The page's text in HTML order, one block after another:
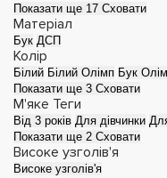
Показати ще 17 Сховати
Матеріал
Бук ДСП
Колір
Білий Білий Олімп Бук
Показати ще 3 Сховати
М'яке Теги
Від 3 років Для дівчинки
Показати ще 2 Сховати
Високе узголів'я
Високе узголів'я